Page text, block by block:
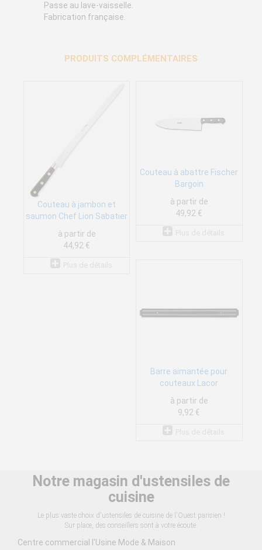
Passe au lave-vaisselle.
Fabrication française.
PRODUITS COMPLÉMENTAIRES
Couteau à jambon et
saumon Chef Lion Sabatier
à partir de
44,92 €
Couteau à abattre Fischer
Bargoin
à partir de
49,92 €
Barre aimantée pour
couteaux Lacor
à partir de
9,92 €
Notre magasin d'ustensiles de
cuisine
Le plus vaste choix d'ustensiles de cuisine de l'Ouest parisien !
Sur place, des conseillers sont à votre écoute.
Centre commercial l'Usine Mode & Maison